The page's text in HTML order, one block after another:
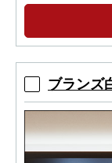
流麗な自然の
ゆとりあ
ブランズ